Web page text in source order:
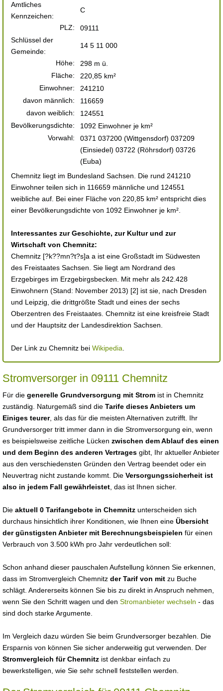
Amtliches
Kennzeichen:
C
PLZ:
09111
Schlüssel der
Gemeinde:
14 5 11 000
Höhe:
298 m ü.
Fläche:
220,85 km²
Einwohner:
241210
davon männlich:
116659
davon weiblich:
124551
Bevölkerungsdichte:
1092 Einwohner je km²
Vorwahl:
0371 037200 (Wittgensdorf) 037209
(Einsiedel) 03722 (Röhrsdorf) 03726
(Euba)
Chemnitz liegt im Bundesland Sachsen. Die rund 241210
Einwohner teilen sich in 116659 männliche und 124551
weibliche auf. Bei einer Fläche von 220,85 km² entspricht dies
einer Bevölkerungsdichte von 1092 Einwohner je km².
Interessantes zur Geschichte, zur Kultur und zur
Wirtschaft von Chemnitz:
Chemnitz [?k??mn?t?s]a a ist eine Großstadt im Südwesten
des Freistaates Sachsen. Sie liegt am Nordrand des
Erzgebirges im Erzgebirgsbecken. Mit mehr als 242.428
Einwohnern (Stand: November 2013) [2] ist sie, nach Dresden
und Leipzig, die drittgrößte Stadt und eines der sechs
Oberzentren des Freistaates. Chemnitz ist eine kreisfreie Stadt
und der Hauptsitz der Landesdirektion Sachsen.
Der Link zu Chemnitz bei Wikipedia
Stromversorger in 09111 Chemnitz
Für die generelle Grundversorgung mit Strom ist in Chemnitz
zuständig. Naturgemäß sind die Tarife dieses Anbieters um
Einiges teurer, als das für die meisten Alternativen zutrifft. Ihr
Grundversorger tritt immer dann in die Stromversorgung ein, wenn
es beispielsweise zeitliche Lücken zwischen dem Ablauf des einen
und dem Beginn des anderen Vertrages gibt, Ihr aktueller Anbieter
aus den verschiedensten Gründen den Vertrag beendet oder ein
Neuvertrag nicht zustande kommt. Die Versorgungssicherheit ist
also in jedem Fall gewährleistet , das ist Ihnen sicher.
Die aktuell 0 Tarifangebote in Chemnitz unterscheiden sich
durchaus hinsichtlich ihrer Konditionen, wie Ihnen eine Übersicht
der günstigsten Anbieter mit Berechnungsbeispielen für einen
Verbrauch von 3.500 kWh pro Jahr verdeutlichen soll:
Schon anhand dieser pauschalen Aufstellung können Sie erkennen,
dass im Stromvergleich Chemnitz der Tarif von mit zu Buche
schlägt. Andererseits können Sie bis zu direkt in Anspruch nehmen,
wenn Sie den Schritt wagen und den Stromanbieter wechseln - das
sind doch starke Argumente.
Im Vergleich dazu würden Sie beim Grundversorger bezahlen. Die
Ersparnis von können Sie sicher anderweitig gut verwenden. Der
Stromvergleich für Chemnitz ist denkbar einfach zu
bewerkstelligen, wie Sie sehr schnell feststellen werden.